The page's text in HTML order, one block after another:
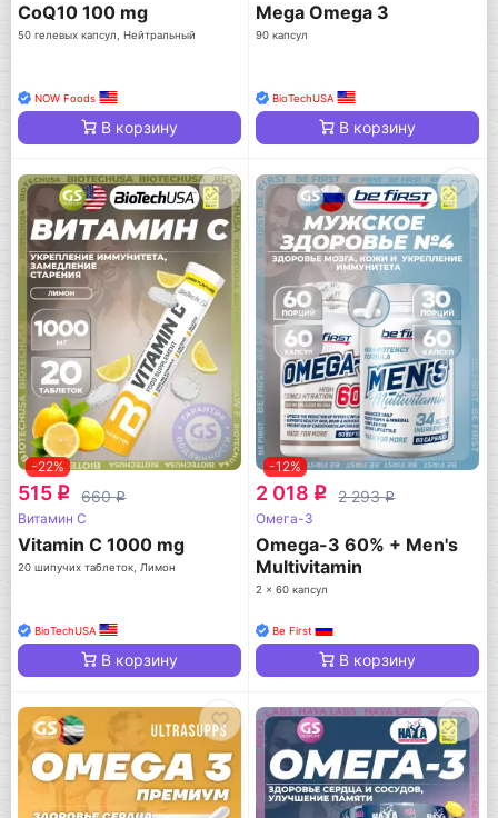
CoQ10 100 mg
50 гелевых капсул, Нейтральный
NOW Foods
В корзину
Mega Omega 3
90 капсул
BioTechUSA
В корзину
-22%
515 q 660q
Витамин C
Vitamin C 1000 mg
20 шипучих таблеток, Лимон
BioTechUSA
В корзину
-12%
2 018 q 2 293q
Омега-3
Omega-3 60% + Men's
Multivitamin
2 x 60 капсул
Be First
В корзину